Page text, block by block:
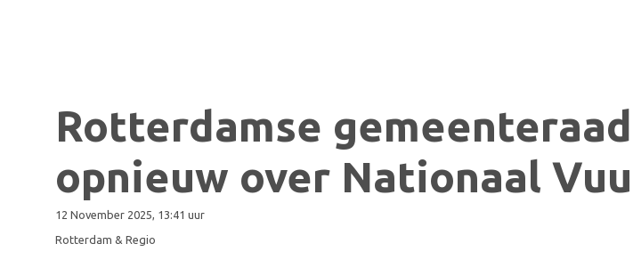
Rotterdamse
opnieuw over Nationaal
12 November 2025, 13:41 uur
Rotterdam & Regio